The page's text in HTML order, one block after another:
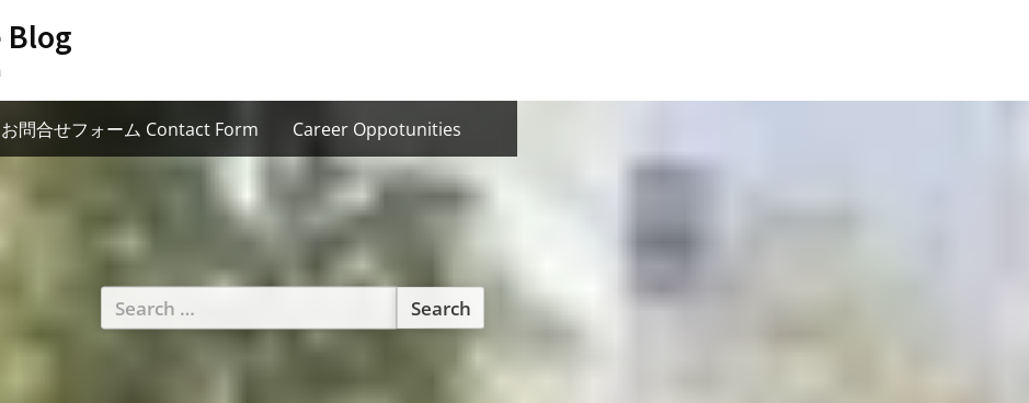
お問合せフォーム Contact Form Career Oppotunities
Search
for: